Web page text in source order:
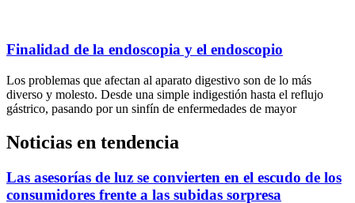
Finalidad de la endoscopia y el endoscopio
Los problemas que afectan al aparato digestivo son de lo más
diverso y molesto. Desde una simple indigestión hasta el reflujo
gástrico, pasando por un sinfín de enfermedades de mayor
Noticias en tendencia
Las asesorías de luz se convierten en el escudo de los
consumidores frente a las subidas sorpresa